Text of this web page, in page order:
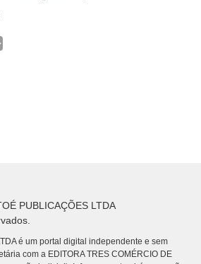
PUBLICAÇÕES LTDA
é um portal digital independente e sem
com a EDITORA TRES COMÉRCIO DE